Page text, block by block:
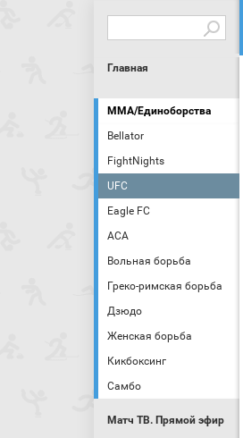
Главная
MMA/Единоборства
Bellator
FightNights
UFC
Eagle FC
АСА
Вольная борьба
Греко-римская борьба
Дзюдо
Женская борьба
Кикбоксинг
Самбо
Матч ТВ. Прямой эфир